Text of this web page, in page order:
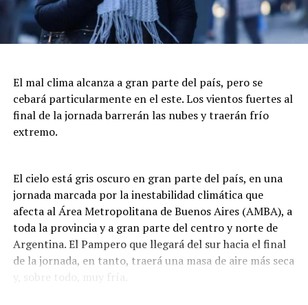
El mal clima alcanza a gran parte del país, pero se
cebará particularmente en el este. Los vientos fuertes al
final de la jornada barrerán las nubes y traerán frío
extremo.
El cielo está gris oscuro en gran parte del país, en una
jornada marcada por la inestabilidad climática que
afecta al Área Metropolitana de Buenos Aires (AMBA), a
toda la provincia y a gran parte del centro y norte de
Argentina. El Pampero que llegará del sur hacia el final
de la jornada, en tanto, traerá una masa de aire más seca
y, sobre todo, muy fría.